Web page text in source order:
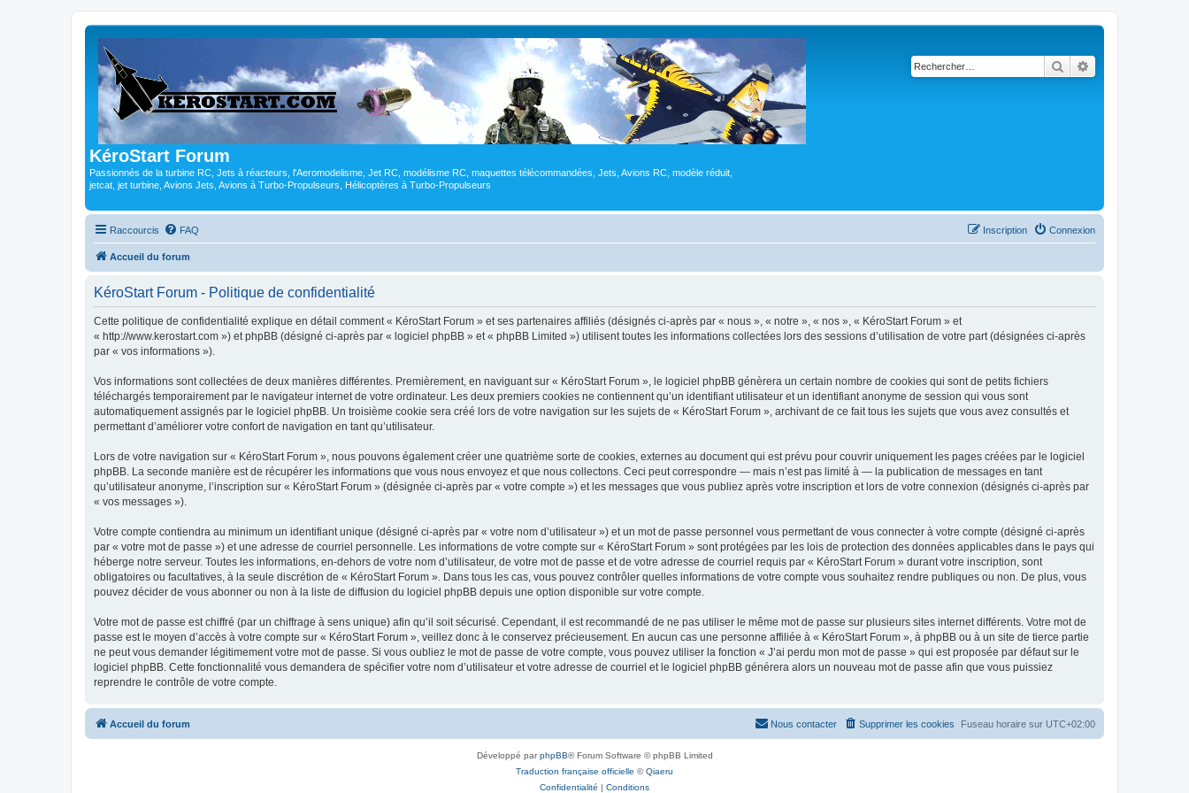
KéroStart Forum
Passionnés de la turbine RC, Jets à réacteurs, l'Aeromodelisme, Jet RC, modélisme RC, maquettes télécommandées, Jets, Avions RC, modèle réduit,
jetcat, jet turbine, Avions Jets, Avions à Turbo-Propulseurs, Hélicoptères à Turbo-Propulseurs
Rechercher
Raccourcis FAQ Connexion
Inscription
Accueil du forum
KéroStart Forum - Politique de confidentialité
Cette politique de confidentialité explique en détail comment « KéroStart Forum » et ses partenaires affiliés (désignés ci-après par « nous », « notre », « nos », « KéroStart Forum » et
« http://www.kerostart.com ») et phpBB (désigné ci-après par « logiciel phpBB » et « phpBB Limited ») utilisent toutes les informations collectées lors des sessions d’utilisation de votre part (désignées ci-après
par « vos informations »).
Vos informations sont collectées de deux manières différentes. Premièrement, en naviguant sur « KéroStart Forum », le logiciel phpBB génèrera un certain nombre de cookies qui sont de petits fichiers
téléchargés temporairement par le navigateur internet de votre ordinateur. Les deux premiers cookies ne contiennent qu’un identifiant utilisateur et un identifiant anonyme de session qui vous sont
automatiquement assignés par le logiciel phpBB. Un troisième cookie sera créé lors de votre navigation sur les sujets de « KéroStart Forum », archivant de ce fait tous les sujets que vous avez consultés et
permettant d’améliorer votre confort de navigation en tant qu’utilisateur.
Lors de votre navigation sur « KéroStart Forum », nous pouvons également créer une quatrième sorte de cookies, externes au document qui est prévu pour couvrir uniquement les pages créées par le logiciel
phpBB. La seconde manière est de récupérer les informations que vous nous envoyez et que nous collectons. Ceci peut correspondre — mais n’est pas limité à — la publication de messages en tant
qu’utilisateur anonyme, l’inscription sur « KéroStart Forum » (désignée ci-après par « votre compte ») et les messages que vous publiez après votre inscription et lors de votre connexion (désignés ci-après par
« vos messages »).
Votre compte contiendra au minimum un identifiant unique (désigné ci-après par « votre nom d’utilisateur ») et un mot de passe personnel vous permettant de vous connecter à votre compte (désigné ci-après
par « votre mot de passe ») et une adresse de courriel personnelle. Les informations de votre compte sur « KéroStart Forum » sont protégées par les lois de protection des données applicables dans le pays qui
héberge notre serveur. Toutes les informations, en-dehors de votre nom d’utilisateur, de votre mot de passe et de votre adresse de courriel requis par « KéroStart Forum » durant votre inscription, sont
obligatoires ou facultatives, à la seule discrétion de « KéroStart Forum ». Dans tous les cas, vous pouvez contrôler quelles informations de votre compte vous souhaitez rendre publiques ou non. De plus, vous
pouvez décider de vous abonner ou non à la liste de diffusion du logiciel phpBB depuis une option disponible sur votre compte.
Votre mot de passe est chiffré (par un chiffrage à sens unique) afin qu’il soit sécurisé. Cependant, il est recommandé de ne pas utiliser le même mot de passe sur plusieurs sites internet différents. Votre mot de
passe est le moyen d’accès à votre compte sur « KéroStart Forum », veillez donc à le conservez précieusement. En aucun cas une personne affiliée à « KéroStart Forum », à phpBB ou à un site de tierce partie
ne peut vous demander légitimement votre mot de passe. Si vous oubliez le mot de passe de votre compte, vous pouvez utiliser la fonction « J’ai perdu mon mot de passe » qui est proposée par défaut sur le
logiciel phpBB. Cette fonctionnalité vous demandera de spécifier votre nom d’utilisateur et votre adresse de courriel et le logiciel phpBB générera alors un nouveau mot de passe afin que vous puissiez
reprendre le contrôle de votre compte.
Accueil du forum Fuseau horaire sur UTC+02:00
Supprimer les cookies
Nous contacter
Développé parphpBB® Forum Software © phpBB Limited
Traduction française officielle ©Qiaeru
Confidentialité | Conditions